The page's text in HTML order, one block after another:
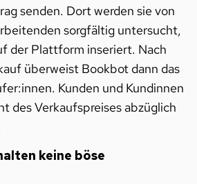
senden. Dort werden sie von
sorgfältig untersucht,
der Plattform inseriert. Nach
überweist Bookbot dann das
Kunden und Kundinnen
des Verkaufspreises abzüglich
keine böse